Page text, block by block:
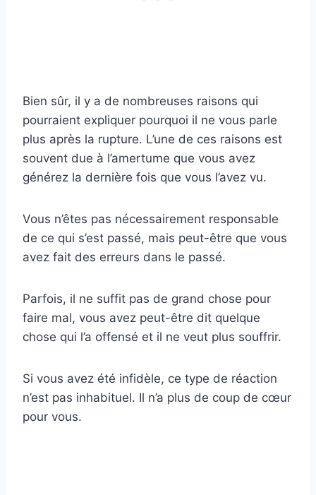
Bien sûr, il y a de nombreuses raisons qui
pourraient expliquer pourquoi il ne vous parle
plus après la rupture. L’une de ces raisons est
souvent due à l’amertume que vous avez
générez la dernière fois que vous l’avez vu.
Vous n’êtes pas nécessairement responsable
de ce qui s’est passé, mais peut-être que vous
avez fait des erreurs dans le passé.
Parfois, il ne suffit pas de grand chose pour
faire mal, vous avez peut-être dit quelque
chose qui l’a offensé et il ne veut plus souffrir.
Si vous avez été infidèle, ce type de réaction
n’est pas inhabituel. Il n’a plus de coup de cœur
pour vous.